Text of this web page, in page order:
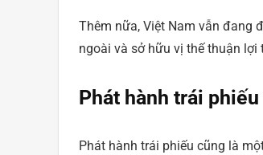
Thêm nữa, Việt Nam vẫn đang
ngoài và sở hữu vị thế thuận
Phát hành trái phiếu
Phát hành trái phiếu cũng là